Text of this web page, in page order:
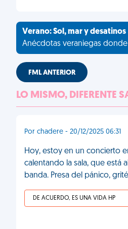
Verano: Sol, mar y desatinos
Anécdotas veraniegas donde
FML ANTERIOR
LO MISMO, DIFERENTE
Por chadere - 20/12/2025 06:31
Hoy, estoy en un concierto
calentando la sala, que está
banda. Presa del pánico,
DE ACUERDO, ES UNA VIDA HP